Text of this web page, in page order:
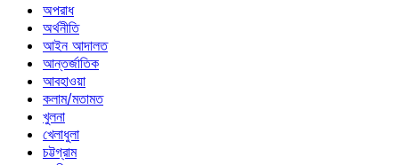
অপরাধ
অর্থনীতি
আইন আদালত
আন্তর্জাতিক
আবহাওয়া
কলাম/মতামত
খুলনা
খেলাধুলা
চট্টগ্রাম